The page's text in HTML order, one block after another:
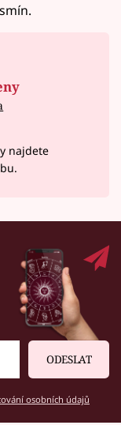
najdete
ODESLAT
osobních údajů